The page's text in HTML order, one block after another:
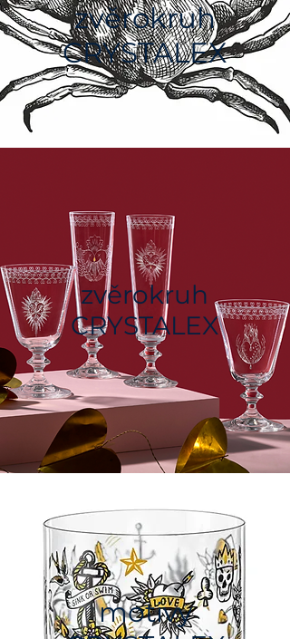
zvěrokruh
CRYSTALEX
zvěrokruh
CRYSTALEX
motivy